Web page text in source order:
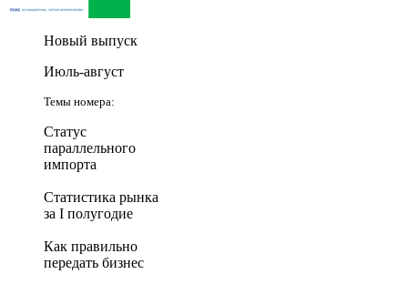
Новый выпуск
Июль-август
Темы номера:
Статус
параллельного
импорта
Статистика рынка
за I полугодие
Как правильно
передать бизнес